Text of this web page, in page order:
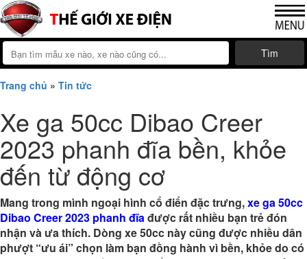
Tìm
Trang chủ » Tin tức
Xe ga 50cc Dibao Creer
2023 phanh đĩa bền, khỏe
đến từ động cơ
Mang trong mình ngoại hình cổ điển đặc trưng,xe ga 50cc
Dibao Creer 2023 phanh đĩa được rất nhiều bạn trẻ đón
nhận và ưa thích. Dòng xe 50cc này cũng được nhiều dân
phượt “ưu ái” chọn làm bạn đồng hành vì bền, khỏe do có